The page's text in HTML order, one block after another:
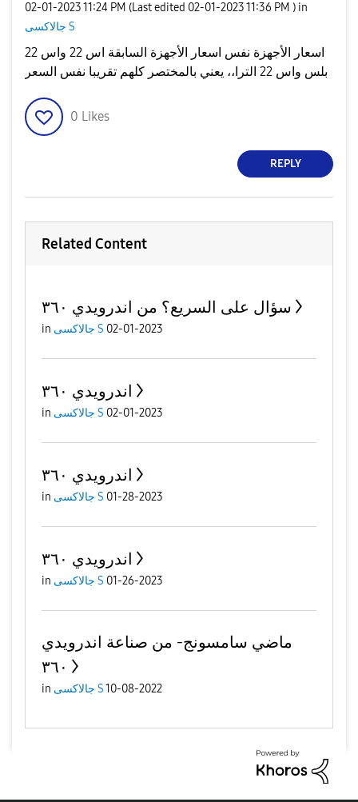
‎02-01-202311:24 PM (Last edited ‎02-01-202311:36 PM ) in
جالاكسى S
اسعار الأجهزة نفس اسعار الأجهزة السابقة اس 22 واس 22
بلس واس 22 الترا،، يعني بالمختصر كلهم تقريبا نفس السعر
0 Likes
REPLY
Related Content
سؤال على السريع؟ من اندرويدي ٣٦٠
in جالاكسى S 02-01-2023
اندرويدي ٣٦٠
in جالاكسى S 02-01-2023
اندرويدي ٣٦٠
in جالاكسى S 01-28-2023
اندرويدي ٣٦٠
in جالاكسى S 01-26-2023
ماضي سامسونج- من صناعة اندرويدي
٣٦٠
in جالاكسى S10-08-2022